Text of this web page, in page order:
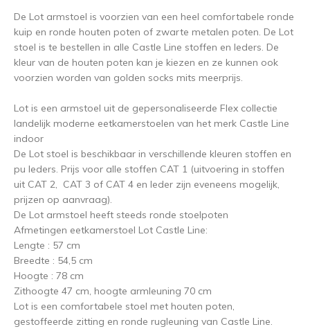
De Lot armstoel is voorzien van een heel comfortabele ronde
kuip en ronde houten poten of zwarte metalen poten. De Lot
stoel is te bestellen in alle Castle Line stoffen en leders. De
kleur van de houten poten kan je kiezen en ze kunnen ook
voorzien worden van golden socks mits meerprijs.
Lot is een armstoel uit de gepersonaliseerde Flex collectie
landelijk moderne eetkamerstoelen van het merk Castle Line
indoor
De Lot stoel is beschikbaar in verschillende kleuren stoffen en
pu leders. Prijs voor alle stoffen CAT 1 (uitvoering in stoffen
uit CAT 2, CAT 3 of CAT 4 en leder zijn eveneens mogelijk,
prijzen op aanvraag).
De Lot armstoel heeft steeds ronde stoelpoten
Afmetingen eetkamerstoel Lot Castle Line:
Lengte : 57 cm
Breedte : 54,5 cm
Hoogte : 78 cm
Zithoogte 47 cm, hoogte armleuning 70 cm
Lot is een comfortabele stoel met houten poten,
gestoffeerde zitting en ronde rugleuning van Castle Line.